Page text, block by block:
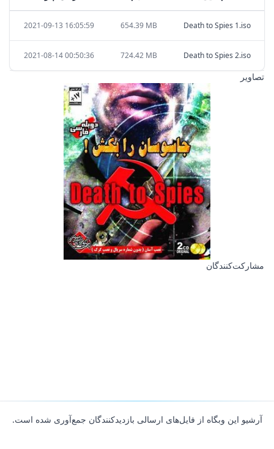
Death to Spies 1.iso
654.39 MB
2021-09-13 16:05:59
Death to Spies 2.iso
724.42 MB
2021-08-14 00:50:36
تصاویر
مشارکت‌کنندگان
آرشیو این وبگاه از فایل‌های ارسالی بازدیدکنندگان جمع‌آوری شده است.